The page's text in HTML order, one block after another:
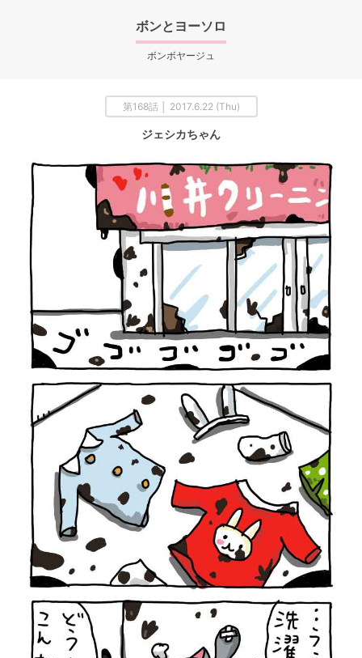
ボンとヨーソロ
ボンボヤージュ
第168話 │ 2017.6.22 (Thu)
ジェシカちゃん